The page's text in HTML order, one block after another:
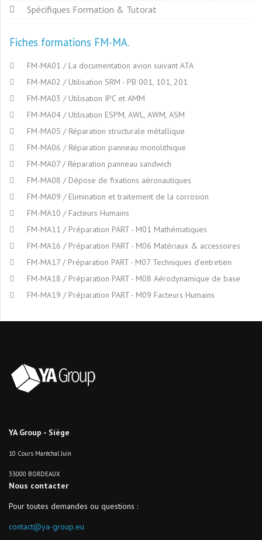
Spécifiques Formation & Tutorat
Fiches formations FM-MA
FM-MA01 / La documentation avion suivant ATA
FM-MA02 / Utilisation SRM - PB 001, 101, 201
FM-MA03 / Utilisation IPC et AMM
FM-MA04 / Utilisation ESPM, AWL, AWM, ASM
FM-MA05 / Réparation structurale métallique
FM-MA06 / Réparation panneau monolithique
FM-MA07 / Réparation panneau sandwich
FM-MA08 / Dépose de fixations aéronautiques
FM-MA09 / Elimination et traitement de la corrosion
FM-MA10 / Facteurs Humains
FM-MA11 / Préparation PART - M01 Mathématiques
FM-MA16 / Préparation PART - M06 Matériaux & accessoires
FM-MA17 / Préparation PART - M07 Techniques d’entretien
FM-MA18 / Préparation PART - M08 Aérodynamique de base
FM-MA19 / Préparation PART - M09 Facteurs Humains
YA Group - Siège
10 Cours Maréchal Juin
33000 BORDEAUX
Nous contacter
Pour toutes demandes ou questions :
contact@ya-group.eu